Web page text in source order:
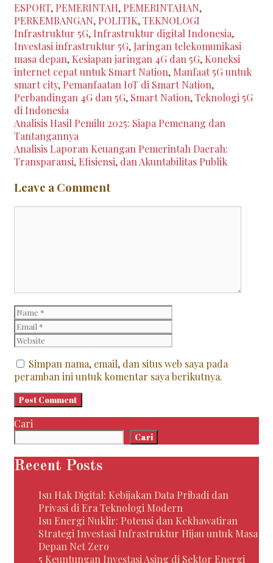
Categories
ESPORT, PEMERINTAH, PEMERINTAHAN,
PERKEMBANGAN, POLITIK,TEKNOLOGI
Infrastruktur 5G, Infrastruktur digital Indonesia,
Investasi infrastruktur 5G, Jaringan telekomunikasi
masa depan, Kesiapan jaringan 4G dan 5G, Koneksi
internet cepat untuk Smart Nation, Manfaat 5G untuk
smart city, Pemanfaatan IoT di Smart Nation,
Perbandingan 4G dan 5G, Smart Nation,Teknologi 5G
di Indonesia
Post
navigation
Analisis Hasil Pemilu 2025: Siapa Pemenang dan
Tantangannya
Analisis Laporan Keuangan Pemerintah Daerah:
Transparansi, Efisiensi, dan Akuntabilitas Publik
Leave a Comment
Name
Simpan nama, email, dan situs web saya pada
peramban ini untuk komentar saya berikutnya.
Cari
Cari
Recent Posts
Isu Hak Digital: Kebijakan Data Pribadi dan
Privasi di Era Teknologi Modern
Isu Energi Nuklir: Potensi dan Kekhawatiran
Strategi Investasi Infrastruktur Hijau untuk Masa
Depan Net Zero
5 Keuntungan Investasi Asing di Sektor Energi